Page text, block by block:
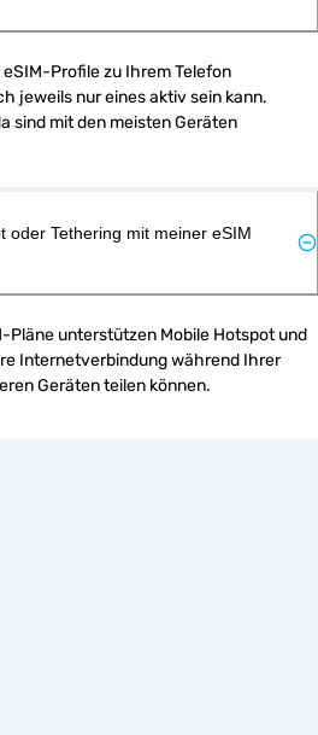
Profile zu Ihrem Telefon
jeweils nur eines aktiv sein kann.
sind mit den meisten Geräten
oder Tethering mit meiner eSIM
Pläne unterstützen Mobile Hotspot und
Internetverbindung während Ihrer
Geräten teilen können.